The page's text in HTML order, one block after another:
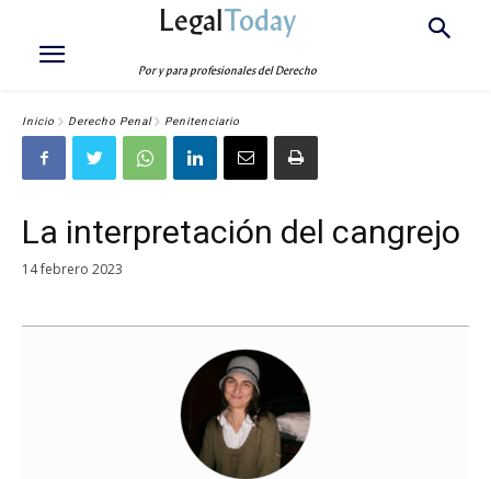
LegalToday
Por y para profesionales del Derecho
Inicio Derecho Penal Penitenciario
La interpretación del cangrejo
14 febrero 2023